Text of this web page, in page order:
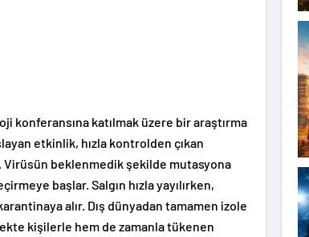
katılmak üzere bir araştırma
etkinlik, hızla kontrolden çıkan
beklenmedik şekilde mutasyona
başlar. Salgın hızla yayılırken,
alır. Dış dünyadan tamamen izole
kişilerle hem de zamanla tükenen